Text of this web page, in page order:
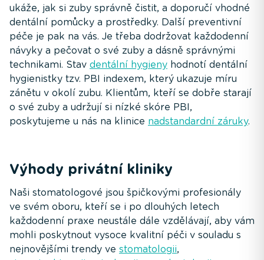
ukáže, jak si zuby správně čistit, a doporučí vhodné
dentální pomůcky a prostředky. Další preventivní
péče je pak na vás. Je třeba dodržovat každodenní
návyky a pečovat o své zuby a dásně správnými
technikami. Stav dentální hygieny hodnotí dentální
hygienistky tzv. PBI indexem, který ukazuje míru
zánětu v okolí zubu. Klientům, kteří se dobře starají
o své zuby a udržují si nízké skóre PBI,
poskytujeme u nás na klinice nadstandardní záruky.
Výhody privátní kliniky
Naši stomatologové jsou špičkovými profesionály
ve svém oboru, kteří se i po dlouhých letech
každodenní praxe neustále dále vzdělávají, aby vám
mohli poskytnout vysoce kvalitní péči v souladu s
nejnovějšími trendy ve stomatologii,